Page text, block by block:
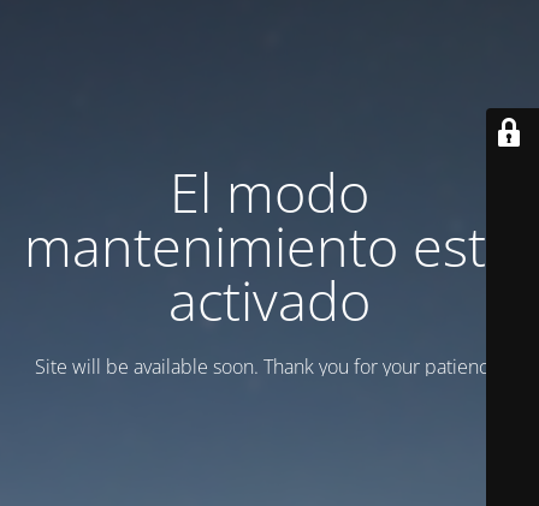
El modo
mantenimiento está
activado
Site will be available soon. Thank you for your patience!